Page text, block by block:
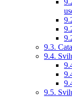
9.3.
9.4.
9.5.